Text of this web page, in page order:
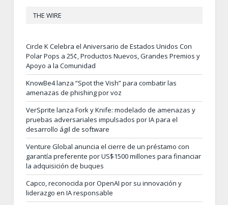
THE WIRE
Circle K Celebra el Aniversario de Estados Unidos Con
Polar Pops a 25¢, Productos Nuevos, Grandes Premios y
Apoyo a la Comunidad
KnowBe4 lanza “Spot the Vish” para combatir las
amenazas de phishing por voz
VerSprite lanza Fork y Knife: modelado de amenazas y
pruebas adversariales impulsados por IA para el
desarrollo ágil de software
Venture Global anuncia el cierre de un préstamo con
garantía preferente por US$1500 millones para financiar
la adquisición de buques
Capco, reconocida por OpenAI por su innovación y
liderazgo en IA responsable